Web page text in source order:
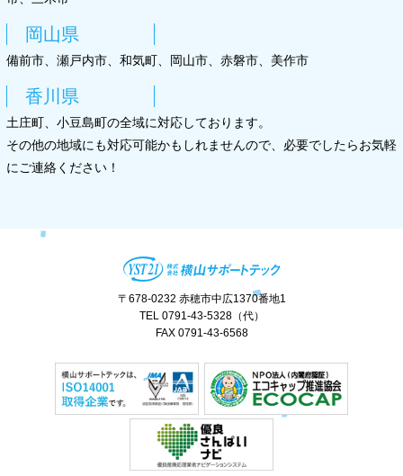
岡山県
備前市、瀬戸内市、和気町、岡山市、赤磐市、美作市
香川県
土庄町、小豆島町の全域に対応しております。
その他の地域にも対応可能かもしれませんので、必要でしたらお気軽
にご連絡ください！
〒678-0232 赤穂市中広1370番地1
TEL 0791-43-5328（代）
FAX 0791-43-6568